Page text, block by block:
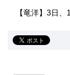
【竜洋】3日、